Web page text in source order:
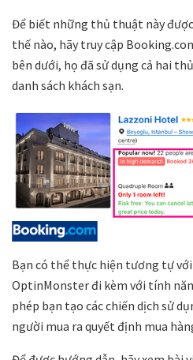
Để biết những thủ thuật này
thế nào, hãy truy cập
bên dưới, họ đã sử dụng cả hai
danh sách khách sạn.
Bạn có thể thực hiện tương tự
OptinMonster đi kèm với tính
phép bạn tạo các chiến dịch sử
người mua ra quyết định mua